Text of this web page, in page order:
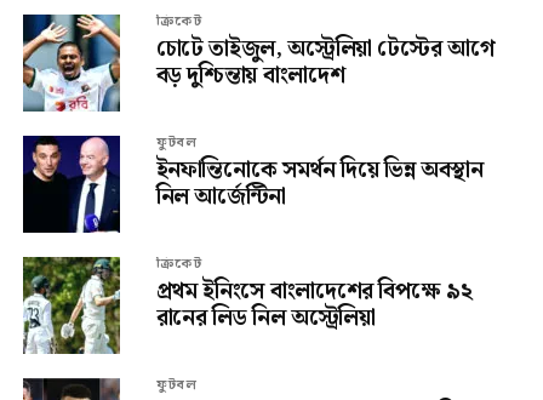
ক্রিকেট
চোটে তাইজুল, অস্ট্রেলিয়া টেস্টের আগে
বড় দুশ্চিন্তায় বাংলাদেশ
ফুটবল
ইনফান্তিনোকে সমর্থন দিয়ে ভিন্ন অবস্থান
নিল আর্জেন্টিনা
ক্রিকেট
প্রথম ইনিংসে বাংলাদেশের বিপক্ষে ৯২
রানের লিড নিল অস্ট্রেলিয়া
ফুটবল